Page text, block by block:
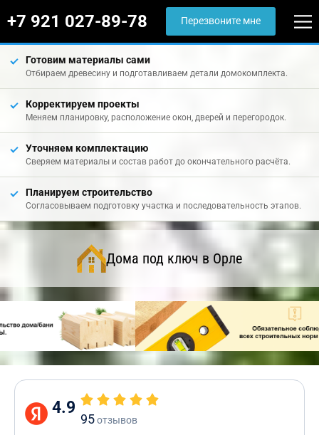
+7 921 027-89-78 Перезвоните мне
Готовим материалы сами
Отбираем древесину и подготавливаем детали домокомплекта.
Корректируем проекты
Меняем планировку, расположение окон, дверей и перегородок.
Уточняем комплектацию
Сверяем материалы и состав работ до окончательного расчёта.
Планируем строительство
Согласовываем подготовку участка и последовательность этапов.
Дома под ключ в Орле
4.9
95отзывов